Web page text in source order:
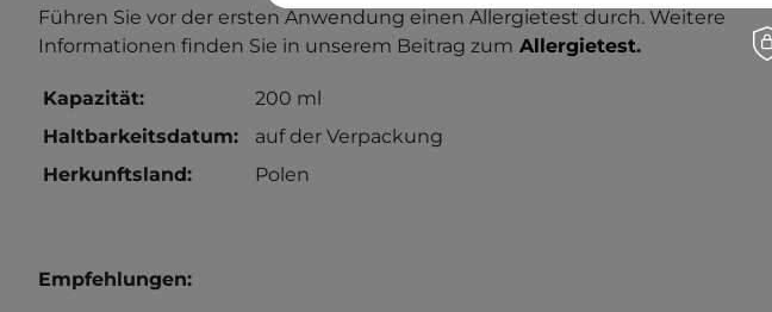
Führen Sie vor der ersten Anwendung einen Allergietest durch. Weitere
Informationen finden Sie in unserem Beitrag zum Allergietest.
Kapazität:
200 ml
Haltbarkeitsdatum:
auf der Verpackung
Herkunftsland:
Polen
Empfehlungen: